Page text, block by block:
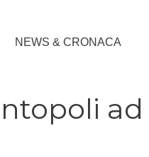
NEWS & CRONACA
ad